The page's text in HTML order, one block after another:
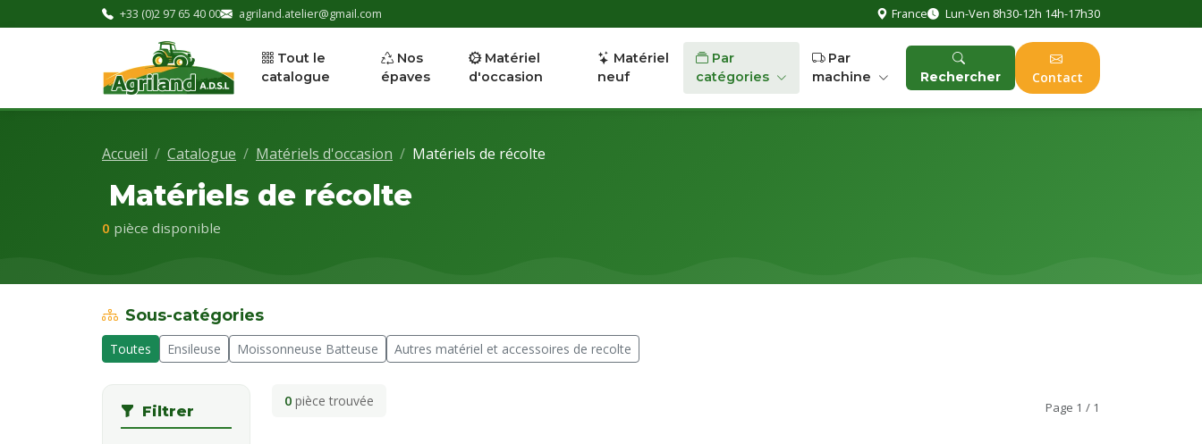
+33 (0)2 97 65 40 00 agriland.atelier@gmail.com France Lun-Ven 8h30-12h 14h-17h30
Tout le
catalogue
Nos
épaves
Matériel
d'occasion
Matériel
neuf
Par
catégories
Par
machine
Rechercher Contact
Accueil Catalogue Matériels d'occasion Matériels de récolte
Matériels de récolte
0 pièce disponible
Sous-catégories
Toutes Ensileuse Moissonneuse Batteuse Autres matériel et accessoires de recolte
Filtrer
0 pièce trouvée Page 1 / 1